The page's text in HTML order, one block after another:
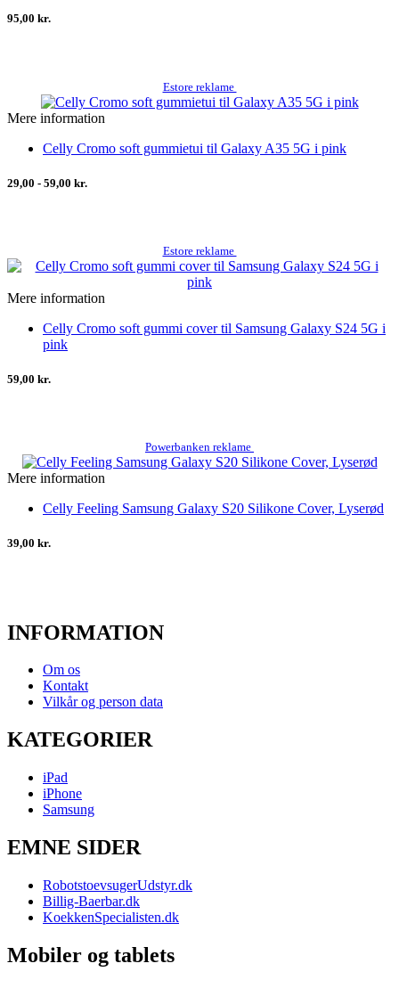
95,00 kr.
Estore reklame
Mere information
Celly Cromo soft gummietui til Galaxy A35 5G i pink
29,00 - 59,00 kr.
Estore reklame
Mere information
Celly Cromo soft gummi cover til Samsung Galaxy S24 5G i
pink
59,00 kr.
Powerbanken reklame
Mere information
Celly Feeling Samsung Galaxy S20 Silikone Cover, Lyserød
39,00 kr.
INFORMATION
Om os
Kontakt
Vilkår og person data
KATEGORIER
iPad
iPhone
Samsung
EMNE SIDER
RobotstoevsugerUdstyr.dk
Billig-Baerbar.dk
KoekkenSpecialisten.dk
Mobiler og tablets